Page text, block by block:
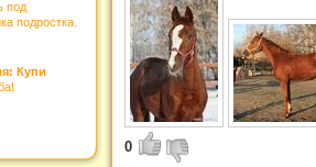
под
подростка.
Купи
0